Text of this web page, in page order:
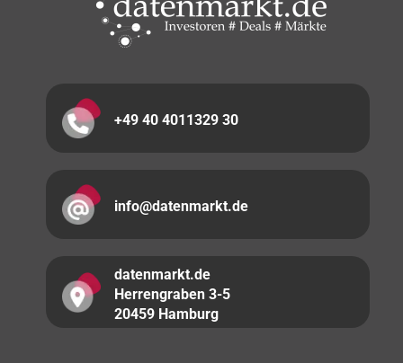
+49 40 4011329 30
info@datenmarkt.de
datenmarkt.de
Herrengraben 3-5
20459 Hamburg